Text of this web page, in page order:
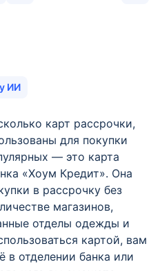
ИИ
карт рассрочки,
для покупки
— это карта
«Хоум Кредит». Она
в рассрочку без
магазинов,
отделы одежды и
картой, вам
в отделении банка или